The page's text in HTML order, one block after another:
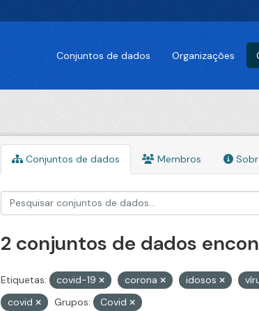
Conjuntos de dados Organizações
Conjuntos de dados Membros
2 conjuntos de dados
Etiquetas: covid-19 corona idosos
covid
Grupos: Covid